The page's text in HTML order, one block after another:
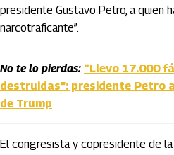
presidente Gustavo Petro, a quien
narcotraficante”.
No te lo pierdas: “Llevo 17.000
destruidas”: presidente Petro
de Trump
El congresista y copresidente de la